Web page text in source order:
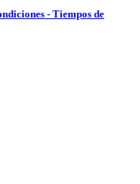
- Tiempos de